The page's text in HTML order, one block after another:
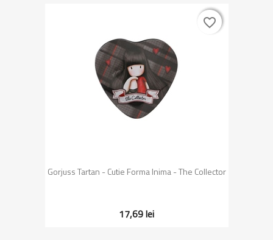
Gorjuss Tartan - Cutie Forma Inima - The Collector
17,69 lei
favorite_border
favorite_border